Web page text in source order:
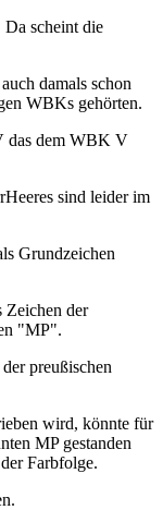
scheint die
damals schon
WBKs gehörten.
das dem WBK V
sind leider im
Grundzeichen
Zeichen der
"MP".
preußischen
wird, könnte für
MP gestanden
Farbfolge.